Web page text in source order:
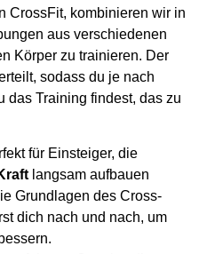
CrossFit, kombinieren wir in
aus verschiedenen
Körper zu trainieren. Der
sodass du je nach
das Training findest, das zu
für Einsteiger, die
langsam aufbauen
Grundlagen des Cross-
dich nach und nach, um